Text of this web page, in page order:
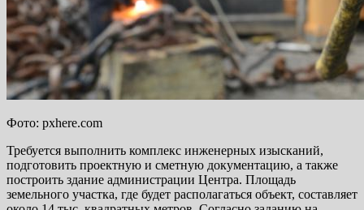
Фото: pxhere.com
Требуется выполнить комплекс инженерных изысканий,
подготовить проектную и сметную документацию, а также
построить здание администрации Центра. Площадь
земельного участка, где будет располагаться объект, составляет